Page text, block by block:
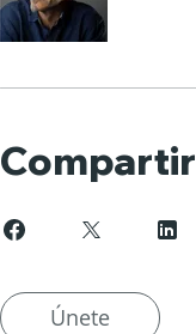
Compartir
Únete